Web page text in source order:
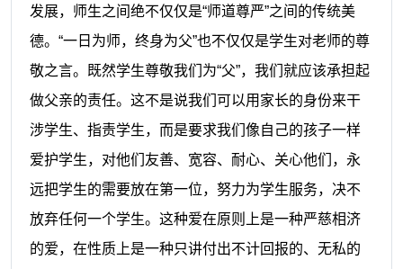
发展，师生之间绝不仅仅是“师道尊严”之间的传统美
德。“一日为师，终身为父”也不仅仅是学生对老师的尊
敬之言。既然学生尊敬我们为“父”，我们就应该承担起
做父亲的责任。这不是说我们可以用家长的身份来干
涉学生、指责学生，而是要求我们像自己的孩子一样
爱护学生，对他们友善、宽容、耐心、关心他们，永
远把学生的需要放在第一位，努力为学生服务，决不
放弃任何一个学生。这种爱在原则上是一种严慈相济
的爱，在性质上是一种只讲付出不计回报的、无私的